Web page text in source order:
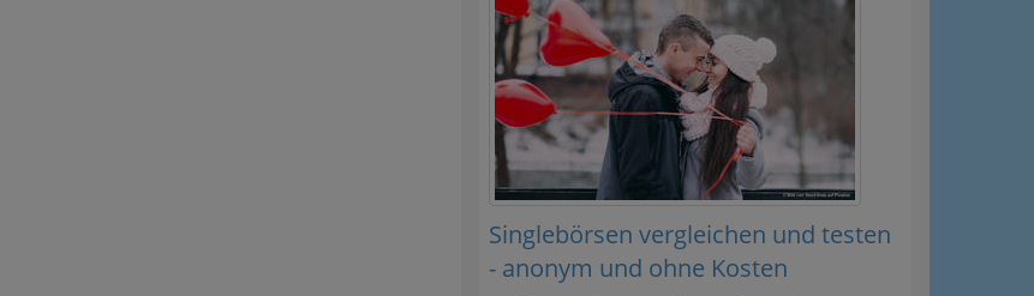
Singlebörsen vergleichen und testen
- anonym und ohne Kosten